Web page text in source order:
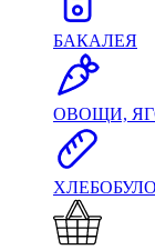
БАКАЛЕЯ
ОВОЩИ,